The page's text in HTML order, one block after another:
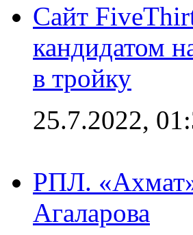
Сайт
кандидатом
в тройку
25.7.2022,
РПЛ. «Ахмат»
Агаларова